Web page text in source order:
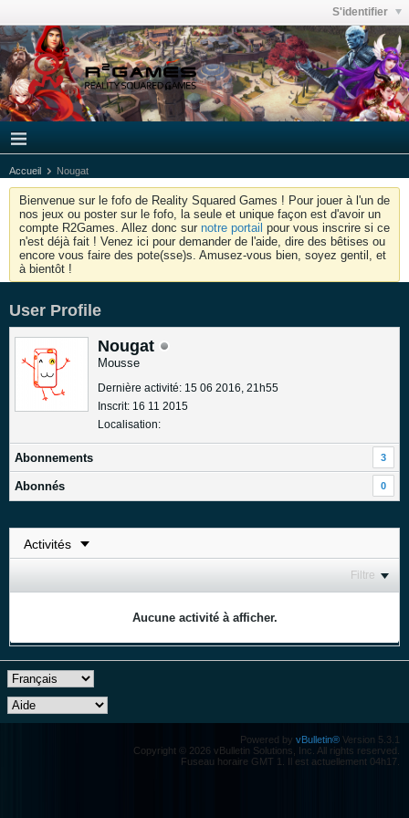
S'identifier
Accueil Nougat
Bienvenue sur le fofo de Reality Squared Games ! Pour jouer à l'un de
nos jeux ou poster sur le fofo, la seule et unique façon est d'avoir un
compte R2Games. Allez donc sur notre portail pour vous inscrire si ce
n'est déjà fait ! Venez ici pour demander de l'aide, dire des bêtises ou
encore vous faire des pote(sse)s. Amusez-vous bien, soyez gentil, et
à bientôt !
User Profile
Nougat
Mousse
Dernière activité: 15 06 2016, 21h55
Inscrit: 16 11 2015
Localisation:
Abonnements 3
Abonnés 0
Filtre
Aucune activité à afficher.
Powered by vBulletin® Version 5.3.1
Copyright © 2026 vBulletin Solutions, Inc. All rights reserved.
Fuseau horaire GMT 1. Il est actuellement 04h17.